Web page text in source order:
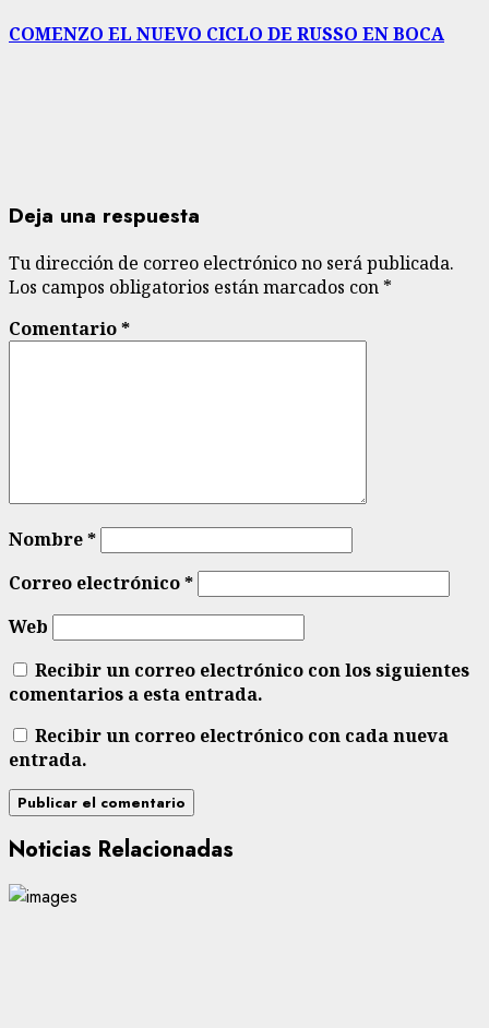
COMENZO EL NUEVO CICLO DE RUSSO EN BOCA
Deja una respuesta
Tu dirección de correo electrónico no será publicada.
Los campos obligatorios están marcados con *
Comentario*
Nombre*
Correo electrónico*
Web
Recibir un correo electrónico con los siguientes
comentarios a esta entrada.
Recibir un correo electrónico con cada nueva
entrada.
Noticias Relacionadas